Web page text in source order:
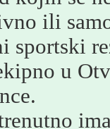
ili
sportski
u